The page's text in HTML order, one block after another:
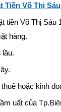
Tiền Võ Thị Sáu
tiền Võ Thị Sáu
hàng.
lầu.
hoặc kinh
uất của